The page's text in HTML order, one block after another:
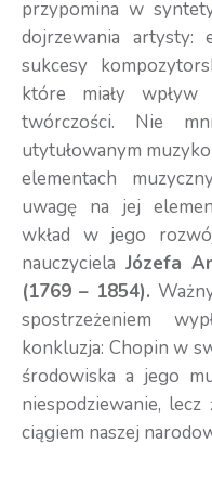
przypomina w
dojrzewania artysty:
sukcesy
które miały wpływ
twórczości. Nie
utytułowanym
elementach
uwagę na jej
wkład w jego
nauczyciela Józefa
(1769 – 1854).
spostrzeżeniem
konkluzja: Chopin w
środowiska a jego
niespodziewanie,
ciągiem naszej